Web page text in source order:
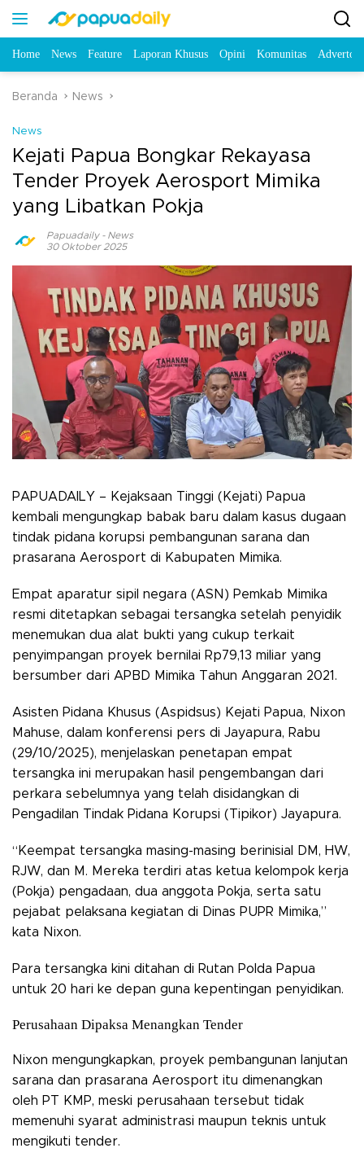
Home News Feature Laporan Khusus Opini Komunitas
Beranda News
News
Kejati Papua Bongkar Rekayasa
Tender Proyek Aerosport Mimika
yang Libatkan Pokja
Papuadaily- News
30 Oktober 2025
PAPUADAILY – Kejaksaan Tinggi (Kejati) Papua
kembali mengungkap babak baru dalam kasus dugaan
tindak pidana korupsi pembangunan sarana dan
prasarana Aerosport di Kabupaten Mimika.
Empat aparatur sipil negara (ASN) Pemkab Mimika
resmi ditetapkan sebagai tersangka setelah penyidik
menemukan dua alat bukti yang cukup terkait
penyimpangan proyek bernilai Rp79,13 miliar yang
bersumber dari APBD Mimika Tahun Anggaran 2021.
Asisten Pidana Khusus (Aspidsus) Kejati Papua, Nixon
Mahuse, dalam konferensi pers di Jayapura, Rabu
(29/10/2025), menjelaskan penetapan empat
tersangka ini merupakan hasil pengembangan dari
perkara sebelumnya yang telah disidangkan di
Pengadilan Tindak Pidana Korupsi (Tipikor) Jayapura.
“Keempat tersangka masing-masing berinisial DM, HW,
RJW, dan M. Mereka terdiri atas ketua kelompok kerja
(Pokja) pengadaan, dua anggota Pokja, serta satu
pejabat pelaksana kegiatan di Dinas PUPR Mimika,”
kata Nixon.
Para tersangka kini ditahan di Rutan Polda Papua
untuk 20 hari ke depan guna kepentingan penyidikan.
Perusahaan Dipaksa Menangkan Tender
Nixon mengungkapkan, proyek pembangunan lanjutan
sarana dan prasarana Aerosport itu dimenangkan
oleh PT KMP, meski perusahaan tersebut tidak
memenuhi syarat administrasi maupun teknis untuk
mengikuti tender.